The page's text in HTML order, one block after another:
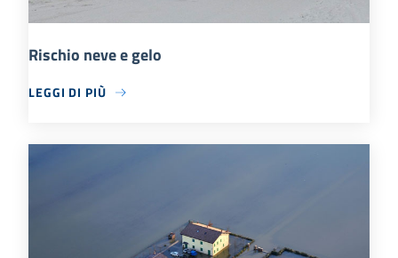
Rischio neve e gelo
LEGGI DI PIÙ